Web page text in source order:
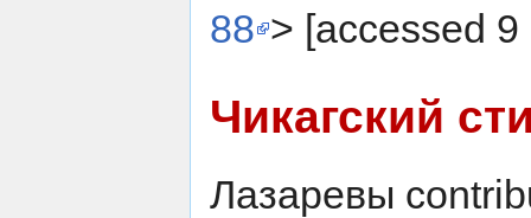
88 > [accessed 9
Чикагский
Лазаревы